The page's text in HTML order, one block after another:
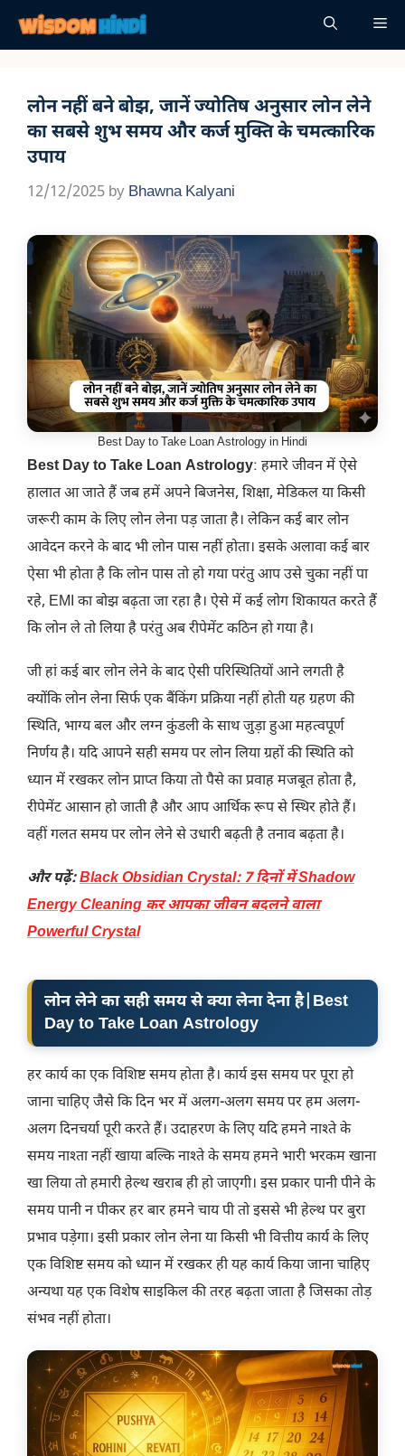
content
लोन नहीं बने बोझ, जानें ज्योतिष अनुसार लोन लेने
का सबसे शुभ समय और कर्ज मुक्ति के चमत्कारिक
उपाय
12/12/2025 by Bhawna Kalyani
Best Day to Take Loan Astrology in Hindi
Best Day to Take Loan Astrology: हमारे जीवन में ऐसे
हालात आ जाते हैं जब हमें अपने बिजनेस, शिक्षा, मेडिकल या किसी
जरूरी काम के लिए लोन लेना पड़ जाता है। लेकिन कई बार लोन
आवेदन करने के बाद भी लोन पास नहीं होता। इसके अलावा कई बार
ऐसा भी होता है कि लोन पास तो हो गया परंतु आप उसे चुका नहीं पा
रहे, EMI का बोझ बढ़ता जा रहा है। ऐसे में कई लोग शिकायत करते हैं
कि लोन ले तो लिया है परंतु अब रीपेमेंट कठिन हो गया है।
जी हां कई बार लोन लेने के बाद ऐसी परिस्थितियों आने लगती है
क्योंकि लोन लेना सिर्फ एक बैंकिंग प्रक्रिया नहीं होती यह ग्रहण की
स्थिति, भाग्य बल और लग्न कुंडली के साथ जुड़ा हुआ महत्वपूर्ण
निर्णय है। यदि आपने सही समय पर लोन लिया ग्रहों की स्थिति को
ध्यान में रखकर लोन प्राप्त किया तो पैसे का प्रवाह मजबूत होता है,
रीपेमेंट आसान हो जाती है और आप आर्थिक रूप से स्थिर होते हैं।
वहीं गलत समय पर लोन लेने से उधारी बढ़ती है तनाव बढ़ता है।
और पढ़ें:Black Obsidian Crystal: 7 दिनों में Shadow
Energy Cleaning कर आपका जीवन बदलने वाला
Powerful Crystal
लोन लेने का सही समय से क्या लेना देना है| Best
Day to Take Loan Astrology
हर कार्य का एक विशिष्ट समय होता है। कार्य इस समय पर पूरा हो
जाना चाहिए जैसे कि दिन भर में अलग-अलग समय पर हम अलग-
अलग दिनचर्या पूरी करते हैं। उदाहरण के लिए यदि हमने नाश्ते के
समय नाश्ता नहीं खाया बल्कि नाश्ते के समय हमने भारी भरकम खाना
खा लिया तो हमारी हेल्थ खराब ही हो जाएगी। इस प्रकार पानी पीने के
समय पानी न पीकर हर बार हमने चाय पी तो इससे भी हेल्थ पर बुरा
प्रभाव पड़ेगा। इसी प्रकार लोन लेना या किसी भी वित्तीय कार्य के लिए
एक विशिष्ट समय को ध्यान में रखकर ही यह कार्य किया जाना चाहिए
अन्यथा यह एक विशेष साइकिल की तरह बढ़ता जाता है जिसका तोड़
संभव नहीं होता।